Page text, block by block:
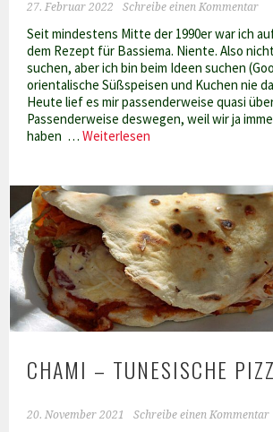
27. Februar 2022 Schreibe einen Kommentar
Seit mindestens Mitte der 1990er war ich
dem Rezept für Bassiema. Niente. Also
suchen, aber ich bin beim Ideen suchen
orientalische Süßspeisen und Kuchen nie
Heute lief es mir passenderweise quasi
Passenderweise deswegen, weil wir ja
haben …Weiterlesen
Grießkuchen
CHAMI – TUNESISCHE
20. November 2021 Schreibe einen Kommentar